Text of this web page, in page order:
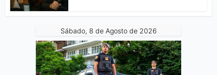
Sábado, 8 de Agosto de 2026